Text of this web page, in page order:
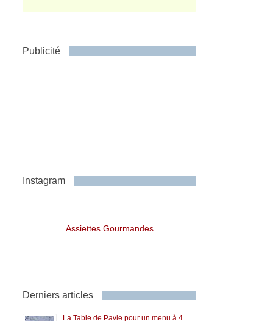
Publicité
Instagram
Assiettes Gourmandes
Derniers articles
La Table de Pavie pour un menu à 4